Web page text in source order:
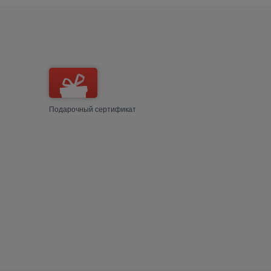
Подарочный сертификат